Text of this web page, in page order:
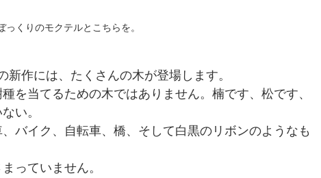
っくりのモクテルとこちらを。
作には、たくさんの木が登場します。
を当てるための木ではありません。楠です、松です、
い。
バイク、自転車、橋、そして白黒のリボンのようなも
っていません。